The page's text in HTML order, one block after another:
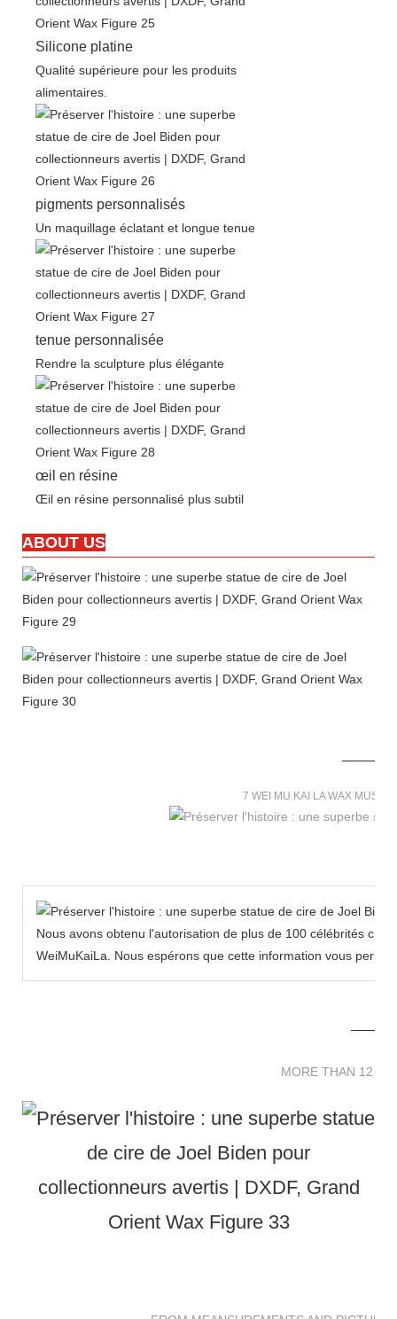
Silicone platine
Qualité supérieure pour les produits
alimentaires.
pigments personnalisés
Un maquillage éclatant et longue tenue
tenue personnalisée
Rendre la sculpture plus élégante
œil en résine
Œil en résine personnalisé plus subtil
ABOUT US
7 WEI MU KAI LA WAX
Nous avons obtenu l'autorisation de plus de 100 célébrités
WeiMuKaiLa. Nous espérons que cette information vous
MORE THAN 12